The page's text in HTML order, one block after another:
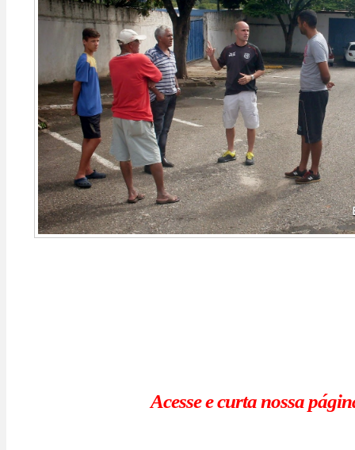
Acesse e curta nossa